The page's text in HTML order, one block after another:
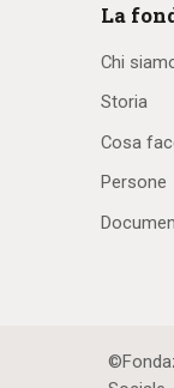
La
Chi
Storia
Cosa
Persone